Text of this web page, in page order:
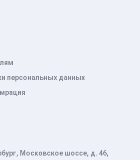
персональных данных
Московское шоссе, д. 46,